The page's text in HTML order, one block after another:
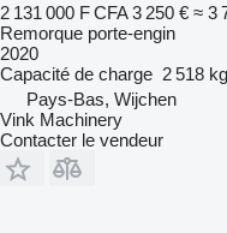
2 131 000 F CFA 3 250 € ≈ 3
Remorque porte-engin
2020
Capacité de charge 2 518 kg
Pays-Bas, Wijchen
Vink Machinery
Contacter le vendeur